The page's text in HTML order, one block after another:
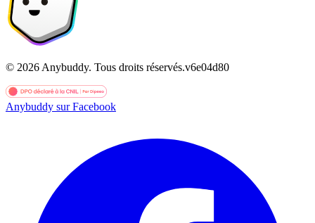
© 2026 Anybuddy. Tous droits réservés.v6e04d80
Anybuddy sur Facebook